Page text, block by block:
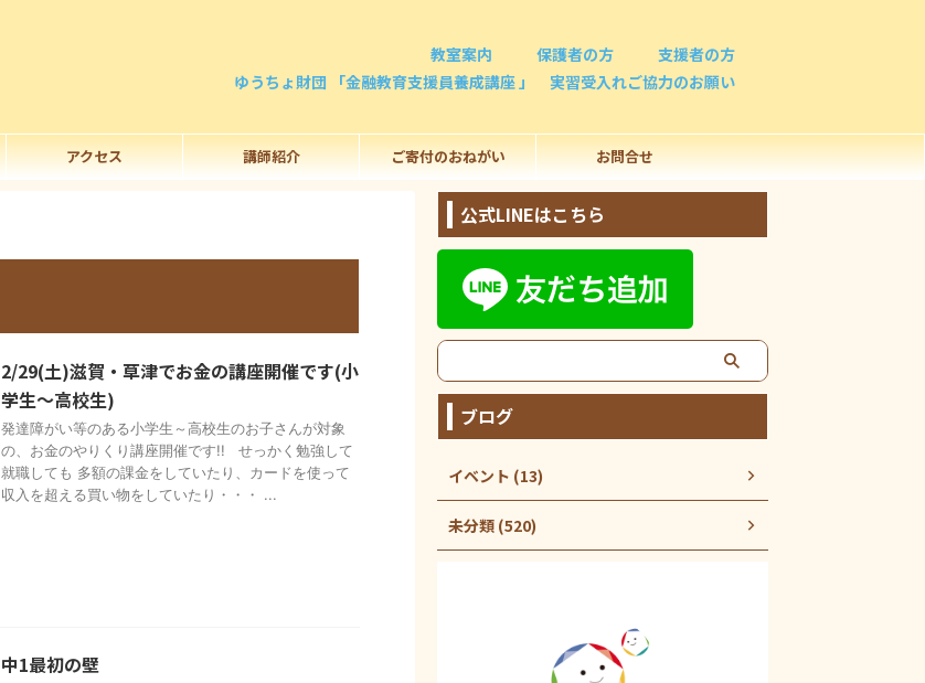
教室案内 保護者の方
支援者の方
ゆうちょ財団 「金融教育支援員養成講座 」 実習受入れご協力のお願い
アクセス 講師紹介 ご寄付のおねがい お問合せ
2/29(土)滋賀・草津でお金の講座開催です(小
学生～高校生)
発達障がい等のある小学生～高校生のお子さんが対象
の、お金のやりくり講座開催です!! せっかく勉強して
就職しても 多額の課金をしていたり、カードを使って
収入を超える買い物をしていたり・・・ ...
中1最初の壁
公式LINEはこちら
ブログ
イベント (13)
未分類 (520)